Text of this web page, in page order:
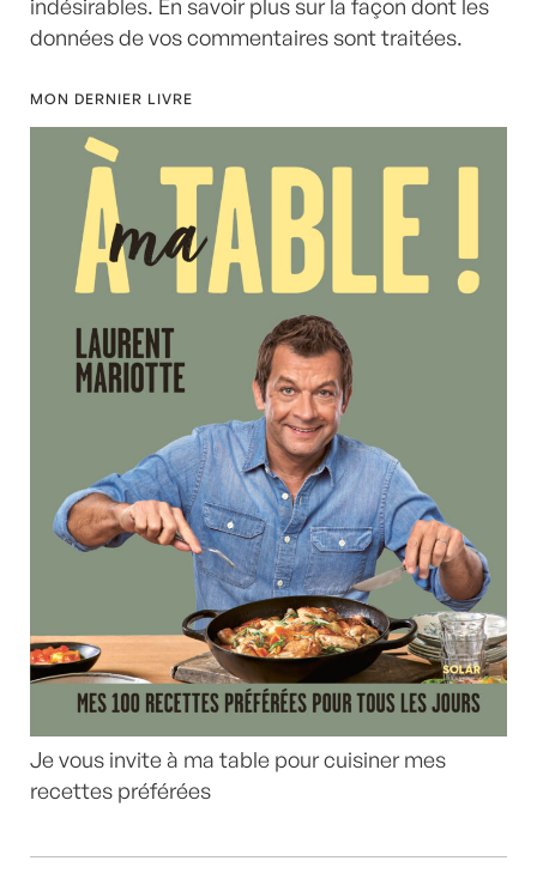
indésirables. En savoir plus sur la façon dont les
données de vos commentaires sont traitées.
MON DERNIER LIVRE
Je vous invite à ma table pour cuisiner mes
recettes préférées